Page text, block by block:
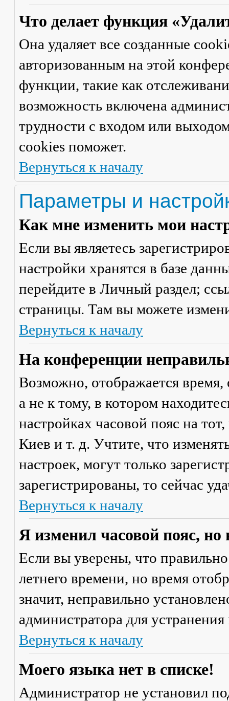
Что делает функция
Она удаляет все созданные
авторизованным на этой
функции, такие как
возможность включена
трудности с входом или
cookies поможет.
Вернуться к началу
Параметры и
Как мне изменить мои
Если вы являетесь
настройки хранятся в базе
перейдите в Личный раздел;
страницы. Там вы можете
Вернуться к началу
На конференции
Возможно, отображается время,
а не к тому, в котором
настройках часовой пояс на
Киев и т. д. Учтите, что
настроек, могут только
зарегистрированы, то сейчас
Вернуться к началу
Я изменил часовой пояс,
Если вы уверены, что
летнего времени, но время
значит, неправильно
администратора для
Вернуться к началу
Моего языка нет в списке!
Администратор не установил